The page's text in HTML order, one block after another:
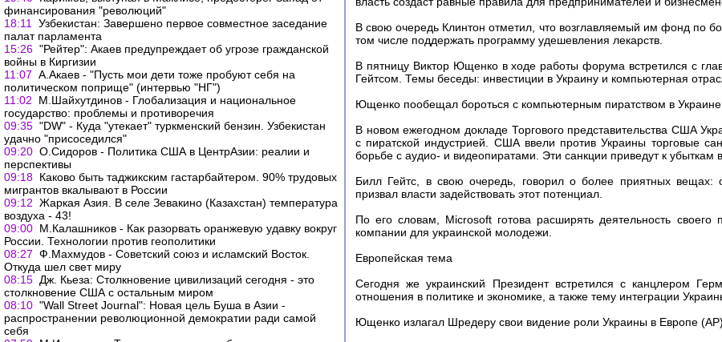
финансирования "революций"
18:11
Узбекистан: Завершено первое совместное заседание
палат парламента
15:26 "Рейтер": Акаев предупреждает об угрозе гражданской
войны в Киргизии
11:07 А.Акаев - "Пусть мои дети тоже пробуют себя на
политическом поприще" (интервью "НГ")
11:02
М.Шайхутдинов - Глобализация и национальное
государство: проблемы и противоречия
09:35 "DW" - Куда "утекает" туркменский бензин. Узбекистан
удачно "присоседился"
09:20 О.Сидоров - Политика США в ЦентрАзии: реалии и
перспективы
09:18 Каково быть таджикским гастарбайтером. 90% трудовых
мигрантов вкалывают в России
09:12 Жаркая Азия. В селе Зевакино (Казахстан) температура
воздуха - 43!
09:00 М.Калашников - Как разорвать оранжевую удавку вокруг
России. Технологии против геополитики
08:27 Ф.Махмудов - Советский союз и исламский Восток.
Откуда шел свет миру
08:15 Дж. Кьеза: Столкновение цивилизаций сегодня - это
столкновение США с остальным миром
08:10 "Wall Street Journal": Новая цель Буша в Азии -
распространении революционной демократии ради самой
себя
В свою очередь Клинтон отметил, что возглавляемый им фонд по
том числе поддержать программу удешевления лекарств.
В пятницу Виктор Ющенко в ходе работы форума встретился с
Гейтсом. Темы беседы: инвестиции в Украину и компьютерная
Ющенко пообещал бороться с компьютерным пиратством в Украине.
В новом ежегодном докладе Торгового представительства США
с пиратской индустрией. США ввели против Украины торговые
борьбе с аудио- и видеопиратами. Эти санкции приведут к
Билл Гейтс, в свою очередь, говорил о более приятных вещах:
призвал власти задействовать этот потенциал.
По его словам, Microsoft готова расширять деятельность своего
компании для украинской молодежи.
Европейская тема
Сегодня же украинский Президент встретился с канцлером
отношения в политике и экономике, а также тему интеграции
Ющенко излагал Шредеру свои видение роли Украины в Европе (АР)